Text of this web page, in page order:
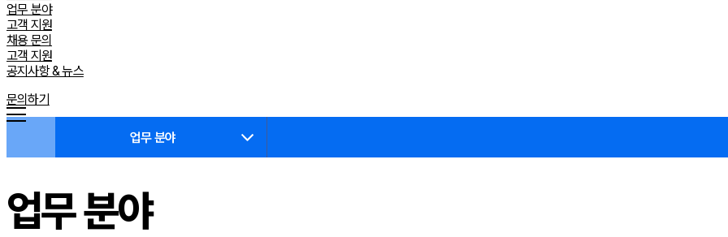
업무 분야
고객 지원
채용 문의
고객 지원
공지사항 & 뉴스
문의하기
업무 분야
업무 분야